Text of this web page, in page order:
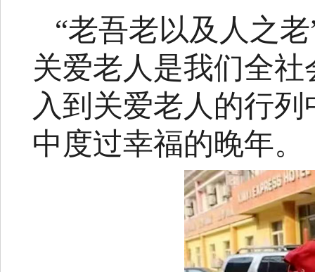
“老吾老以及人之
关爱老人是我们全
入到关爱老人的行
中度过幸福的晚年。